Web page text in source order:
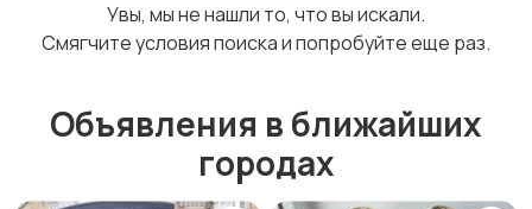
Увы, мы не нашли то, что вы искали.
Смягчите условия поиска и попробуйте еще раз.
Объявления в ближайших
городах